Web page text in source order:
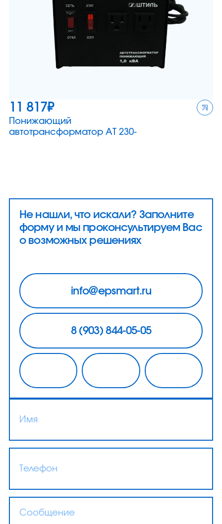
11 817₽
Понижающий
автотрансформатор АТ 230-
20 690
Однофазный стабилизатор
напряжения R2000SPT-N
2 кВА / 2 кВт
Не нашли, что искали? Заполните
форму и мы проконсультируем Вас
о возможных решениях
info@epsmart.ru
8 (903) 844-05-05